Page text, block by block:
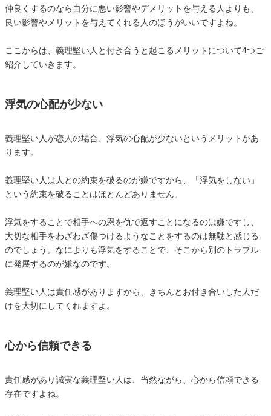
仲良くするのなら自分に悪い影響やデメリットを与える人よりも、
良い影響やメリットを与えてくれる人のほうがいいですよね。
ここからは、義理堅い人と付き合うと起こるメリットについて4つご
紹介していきます。
浮気の心配が少ない
義理堅い人が恋人の場合、浮気の心配が少ないというメリットがあ
ります。
義理堅い人は人との約束を破るのが嫌ですから、「浮気をしない」
という約束を破ることはほとんどありません。
浮気をすることで相手への恩を仇で返すことになるのは嫌ですし、
大切な相手をわざわざ傷つけるようなことをするのは無駄と感じる
のでしょう。なによりも浮気をすることで、そこから別のトラブル
に発展するのが嫌なのです。
義理堅い人は責任感がありますから、きちんとお付き合いした人だ
けを大切にしてくれますよ。
心から信頼できる
責任感があり誠実な義理堅い人は、当然ながら、心から信頼できる
存在ですよね。